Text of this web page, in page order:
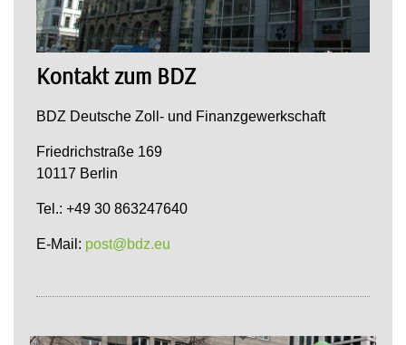
Kontakt zum BDZ
BDZ Deutsche Zoll- und Finanzgewerkschaft
Friedrichstraße 169
10117 Berlin
Tel.: +49 30 863247640
E-Mail: post@bdz.eu